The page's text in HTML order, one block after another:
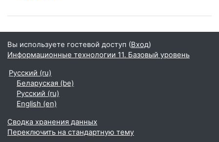
Вы используете гостевой доступ (Вход)
Информационные технологии 11. Базовый уровень
Русский ‎(ru)‎
Беларуская ‎(be)‎
Русский ‎(ru)‎
English ‎(en)‎
Сводка хранения данных
Переключить на стандартную тему